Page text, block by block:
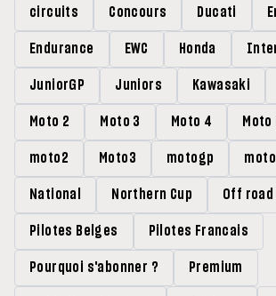
circuits Concours Ducati
Endurance EWC Honda
JuniorGP Juniors Kawasaki
Moto 2 Moto 3 Moto 4 Moto
moto2 Moto3 motogp
National Northern Cup Off road
Pilotes Belges Pilotes Francais
Pourquoi s'abonner ? Premium